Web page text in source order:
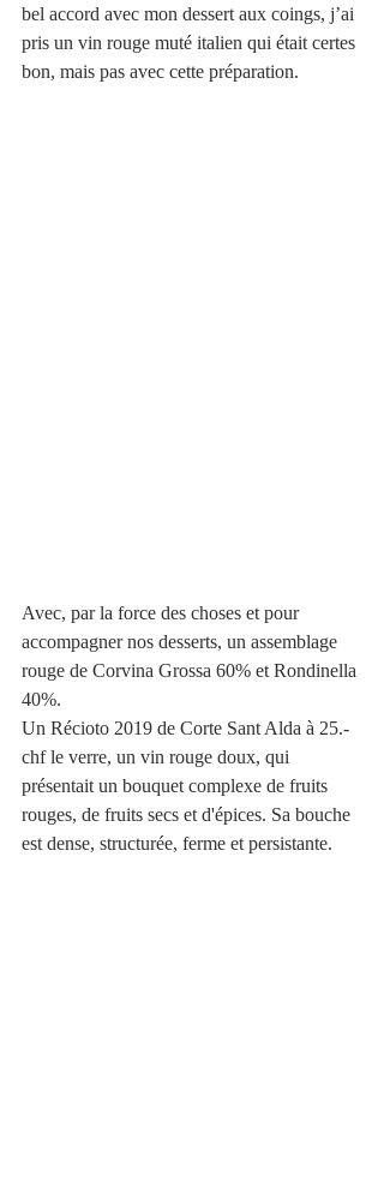
bel accord avec mon dessert aux coings, j’ai
pris un vin rouge muté italien qui était certes
bon, mais pas avec cette préparation.
Avec, par la force des choses et pour
accompagner nos desserts, un assemblage
rouge de Corvina Grossa 60% et Rondinella
40%.
Un Récioto 2019 de Corte Sant Alda à 25.-
chf le verre, un vin rouge doux, qui
présentait un bouquet complexe de fruits
rouges, de fruits secs et d'épices. Sa bouche
est dense, structurée, ferme et persistante.